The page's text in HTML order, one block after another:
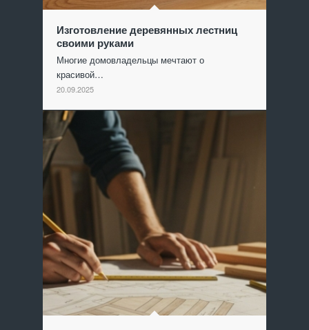
Изготовление деревянных лестниц
своими руками
Многие домовладельцы мечтают о
красивой…
20.09.2025